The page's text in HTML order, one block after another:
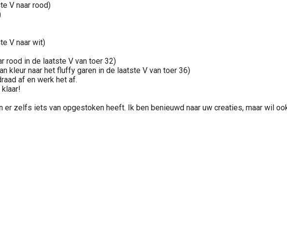
V naar rood)
V naar wit)
rood in de laatste V van toer 32)
kleur naar het fluffy garen in de laatste V van toer 36)
af en werk het af.
er zelfs iets van opgestoken heeft. Ik ben benieuwd naar uw creaties, maar wil